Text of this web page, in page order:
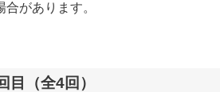
があります。
（全4回）